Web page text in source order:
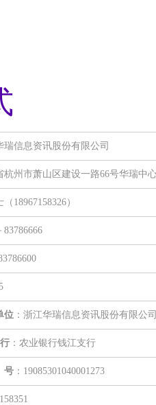
瑞信息资讯股份有限公司
杭州市萧山区建设一路66号华瑞中
18967158326）
83786666
位 ：浙江华瑞信息资讯股份有限公
：农业银行钱江支行
：19085301040001273